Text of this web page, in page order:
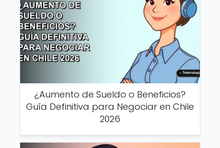
¿Aumento de Sueldo o Beneficios?
Guía Definitiva para Negociar en Chile
2026